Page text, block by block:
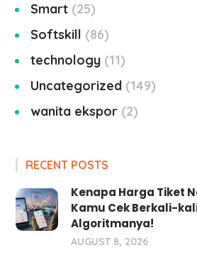
Smart 25
Softskill
86
technology 11
Uncategorized 149
wanita ekspor 2
RECENT POSTS
Kenapa Harga Tiket
Kamu Cek Berkali-
Algoritmanya!
AUGUST 8, 2026